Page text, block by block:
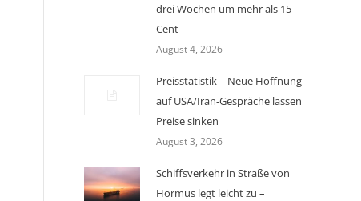
drei Wochen um mehr als 15
Cent
August 4, 2026
Preisstatistik – Neue Hoffnung
auf USA/Iran-Gespräche lassen
Preise sinken
August 3, 2026
Schiffsverkehr in Straße von
Hormus legt leicht zu –